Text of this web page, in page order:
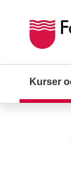
Kurser